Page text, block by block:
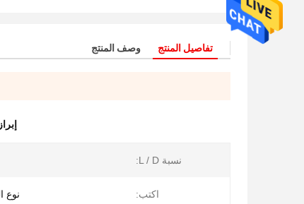
تفاصيل المنتج وصف المنتج
نسبة L / D:
اكتب: نوع